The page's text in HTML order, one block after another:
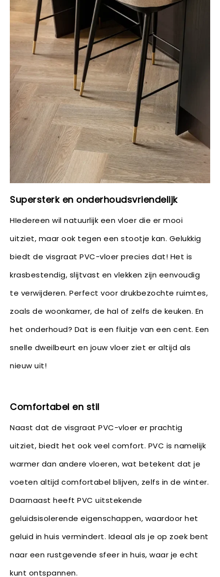
Supersterk en onderhoudsvriendelijk
HIedereen wil natuurlijk een vloer die er mooi
uitziet, maar ook tegen een stootje kan. Gelukkig
biedt de visgraat PVC-vloer precies dat! Het is
krasbestendig, slijtvast en vlekken zijn eenvoudig
te verwijderen. Perfect voor drukbezochte ruimtes,
zoals de woonkamer, de hal of zelfs de keuken. En
het onderhoud? Dat is een fluitje van een cent. Een
snelle dweilbeurt en jouw vloer ziet er altijd als
nieuw uit!
Comfortabel en stil
Naast dat de visgraat PVC-vloer er prachtig
uitziet, biedt het ook veel comfort. PVC is namelijk
warmer dan andere vloeren, wat betekent dat je
voeten altijd comfortabel blijven, zelfs in de winter.
Daarnaast heeft PVC uitstekende
geluidsisolerende eigenschappen, waardoor het
geluid in huis vermindert. Ideaal als je op zoek bent
naar een rustgevende sfeer in huis, waar je echt
kunt ontspannen.